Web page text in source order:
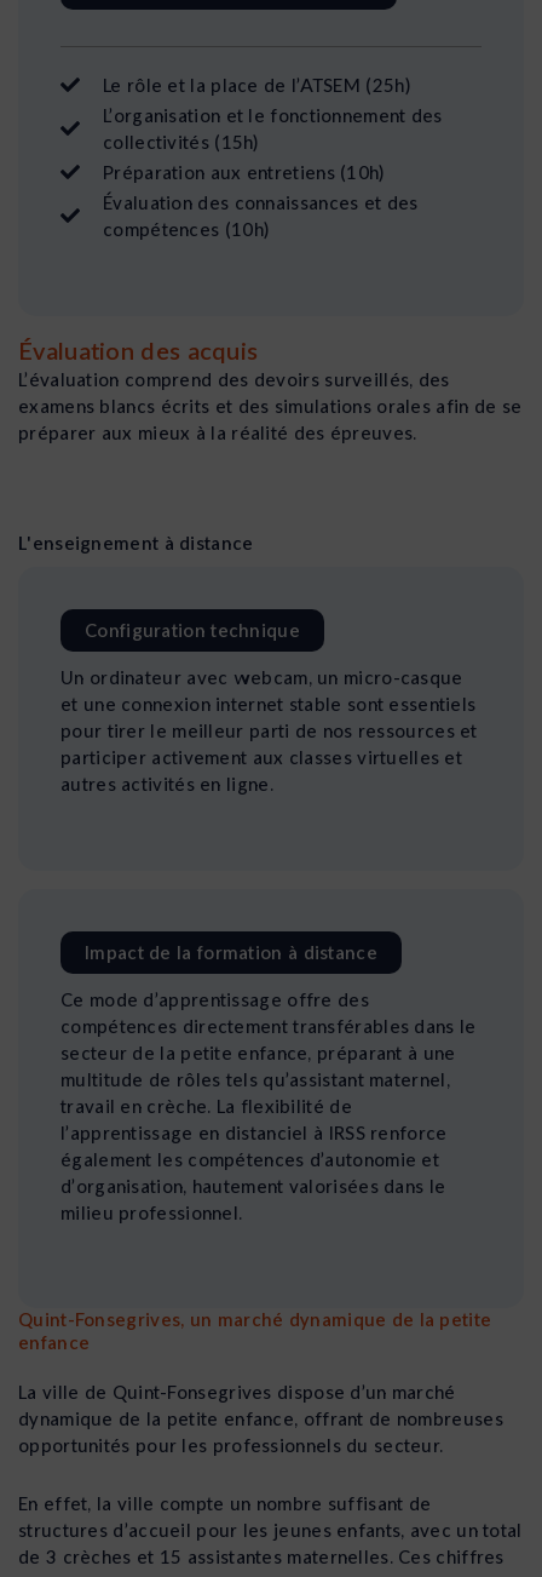
Le rôle et la place de l’ATSEM (25h)
L’organisation et le fonctionnement des
collectivités (15h)
Préparation aux entretiens (10h)
Évaluation des connaissances et des
compétences (10h)
Évaluation des acquis
L’évaluation comprend des devoirs surveillés, des
examens blancs écrits et des simulations orales afin de se
préparer aux mieux à la réalité des épreuves.
L'enseignement à distance
Configuration technique
Un ordinateur avec webcam, un micro-casque
et une connexion internet stable sont essentiels
pour tirer le meilleur parti de nos ressources et
participer activement aux classes virtuelles et
autres activités en ligne.
Impact de la formation à distance
Ce mode d’apprentissage offre des
compétences directement transférables dans le
secteur de la petite enfance, préparant à une
multitude de rôles tels qu’assistant maternel,
travail en crèche. La flexibilité de
l’apprentissage en distanciel à IRSS renforce
également les compétences d’autonomie et
d’organisation, hautement valorisées dans le
milieu professionnel.
Quint-Fonsegrives, un marché dynamique de la petite
enfance
La ville de Quint-Fonsegrives dispose d’un marché
dynamique de la petite enfance, offrant de nombreuses
opportunités pour les professionnels du secteur.
En effet, la ville compte un nombre suffisant de
structures d’accueil pour les jeunes enfants, avec un total
de 3 crèches et 15 assistantes maternelles. Ces chiffres